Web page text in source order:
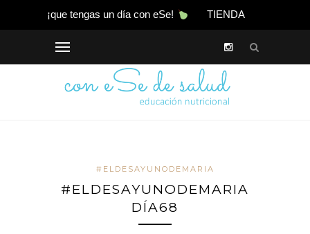
¡que tengas un día con eSe! TIENDA
#ELDESAYUNODEMARIA
#ELDESAYUNODEMARIA
DÍA68